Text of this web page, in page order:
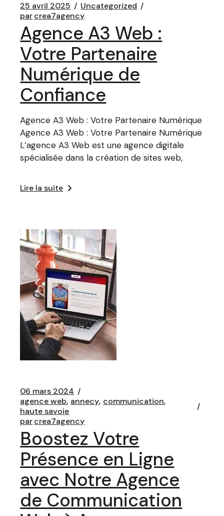
25 avril 2025
Uncategorized
parcrea7agency
Agence A3 Web :
Votre Partenaire
Numérique de
Confiance
Agence A3 Web : Votre Partenaire Numérique
Agence A3 Web : Votre Partenaire Numérique
L’agence A3 Web est une agence digitale
spécialisée dans la création de sites web,
Lire la suite
06 mars 2024
agence web annecy communication
haute savoie
parcrea7agency
Boostez Votre
Présence en Ligne
avec Notre Agence
de Communication